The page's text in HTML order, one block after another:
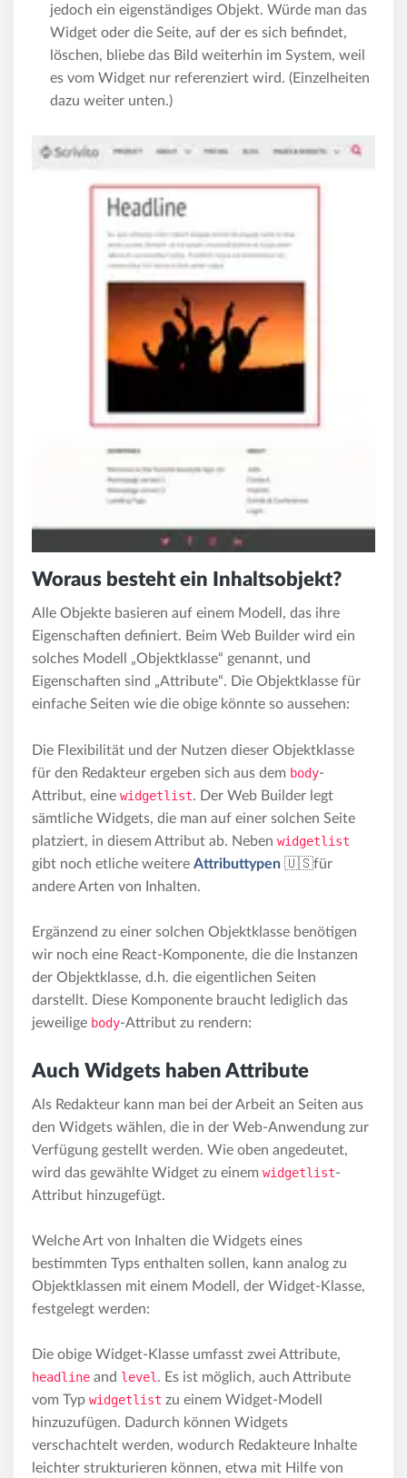
jedoch ein eigenständiges Objekt. Würde man das
Widget oder die Seite, auf der es sich befindet,
löschen, bliebe das Bild weiterhin im System, weil
es vom Widget nur referenziert wird. (Einzelheiten
dazu weiter unten.)
Woraus besteht ein Inhaltsobjekt?
Alle Objekte basieren auf einem Modell, das ihre
Eigenschaften definiert. Beim Web Builder wird ein
solches Modell „Objektklasse“ genannt, und
Eigenschaften sind „Attribute“. Die Objektklasse für
einfache Seiten wie die obige könnte so aussehen:
Die Flexibilität und der Nutzen dieser Objektklasse
für den Redakteur ergeben sich aus dem body-
Attribut, eine widgetlist. Der Web Builder legt
sämtliche Widgets, die man auf einer solchen Seite
platziert, in diesem Attribut ab. Neben widgetlist
gibt noch etliche weitere Attributtypen 🇺🇸für
andere Arten von Inhalten.
Ergänzend zu einer solchen Objektklasse benötigen
wir noch eine React-Komponente, die die Instanzen
der Objektklasse, d.h. die eigentlichen Seiten
darstellt. Diese Komponente braucht lediglich das
jeweilige body-Attribut zu rendern:
Auch Widgets haben Attribute
Als Redakteur kann man bei der Arbeit an Seiten aus
den Widgets wählen, die in der Web-Anwendung zur
Verfügung gestellt werden. Wie oben angedeutet,
wird das gewählte Widget zu einem widgetlist-
Attribut hinzugefügt.
Welche Art von Inhalten die Widgets eines
bestimmten Typs enthalten sollen, kann analog zu
Objektklassen mit einem Modell, der Widget-Klasse,
festgelegt werden:
Die obige Widget-Klasse umfasst zwei Attribute,
headline and level . Es ist möglich, auch Attribute
vom Typ widgetlist zu einem Widget-Modell
hinzuzufügen. Dadurch können Widgets
verschachtelt werden, wodurch Redakteure Inhalte
leichter strukturieren können, etwa mit Hilfe von